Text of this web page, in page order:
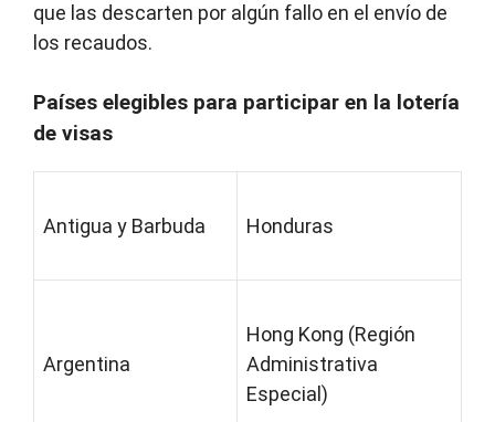
que las descarten por algún fallo en el envío de
los recaudos.
Países elegibles para participar en la lotería
de visas
Antigua y Barbuda Honduras
Argentina
Hong Kong (Región
Administrativa
Especial)